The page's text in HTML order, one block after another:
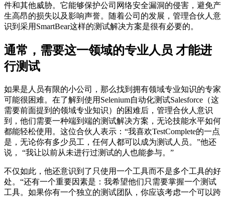
件和其他威胁。它能够保护公司网络安全漏洞的侵害，避免产
生高昂的损失以及影响声誉。随着公司的发展，管理合伙人意
识到采用SmartBear这样的测试解决方案是很有必要的。
通常，需要这一领域的专业人员 才能进
行测试
如果是人员有限的小公司，那么找到拥有领域专业知识的专家
可能很困难。在了解到使用Selenium自动化测试Salesforce（这
需要前面提到的领域专业知识）的困难后，管理合伙人意识
到，他们需要一种端到端的测试解决方案，无论技能水平如何
都能轻松使用。这位合伙人表示：“我喜欢TestComplete的一点
是，无论你有多少员工，任何人都可以成为测试人员。”他还
说， “我让以前从未进行过测试的人也能参与。”
不仅如此，他还意识到了只使用一个工具而不是多个工具的好
处。“还有一个重要因素是：我希望他们只需要掌握一个测试
工具。如果你有一个独立的测试团队，你应该考虑一个可以跨